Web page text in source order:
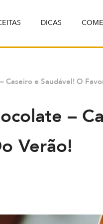
DICAS
Caseiro e Saudável! O
–
Verão!